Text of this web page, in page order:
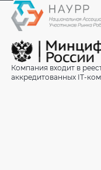
Компания входит в
аккредитованных IT-